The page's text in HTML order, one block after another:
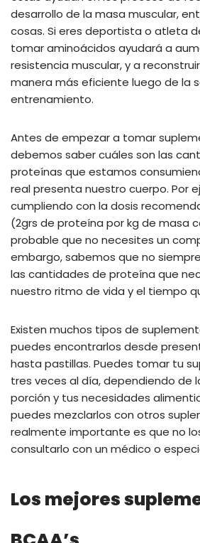
desarrollo de la masa muscular,
cosas. Si eres deportista o atleta
tomar aminoácidos ayudará a
resistencia muscular, y a
manera más eficiente luego de la
entrenamiento.
Antes de empezar a tomar
debemos saber cuáles son las
proteínas que estamos
real presenta nuestro cuerpo. Por
cumpliendo con la dosis
(2grs de proteína por kg de masa
probable que no necesites un
embargo, sabemos que no
las cantidades de proteína que
nuestro ritmo de vida y el tiempo
Existen muchos tipos de
puedes encontrarlos desde
hasta pastillas. Puedes tomar tu
tres veces al día, dependiendo de
porción y tus necesidades
puedes mezclarlos con otros
realmente importante es que no
consultarlo con un médico o
Los mejores